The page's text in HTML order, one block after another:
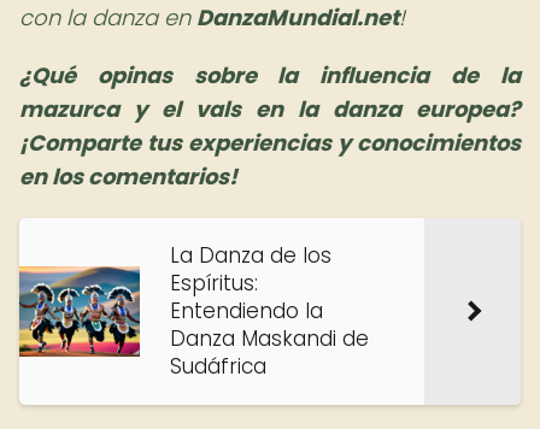
con la danza en DanzaMundial.net!
¿Qué opinas sobre la influencia de la
mazurca y el vals en la danza europea?
¡Comparte tus experiencias y conocimientos
en los comentarios!
La Danza de los
Espíritus:
Entendiendo la
Danza Maskandi de
Sudáfrica